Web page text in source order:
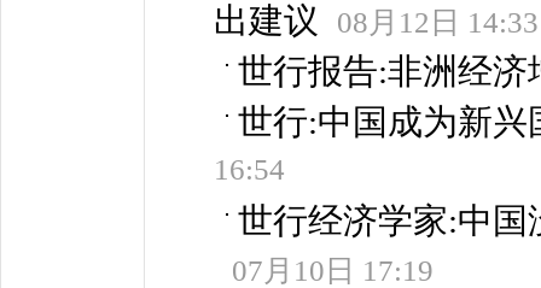
出建议
08月12日 14:33
世行报告:非洲经
世行:中国成为新
16:54
世行经济学家:中
07月10日 17:19